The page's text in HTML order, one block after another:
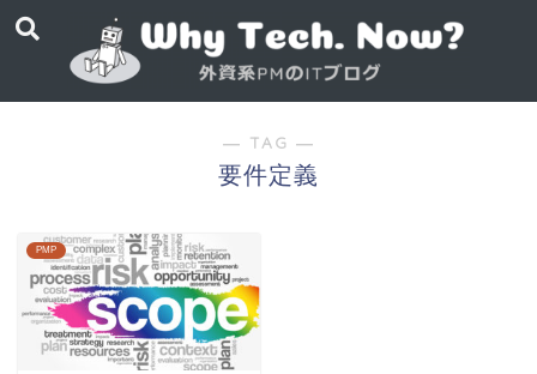
― TAG ―
要件定義
PMP